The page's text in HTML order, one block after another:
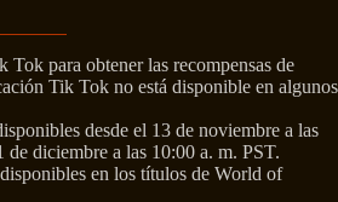
para obtener las recompensas de
Tik Tok no está disponible en algunos
desde el 13 de noviembre a las
de diciembre a las 10:00 a. m. PST.
en los títulos de World of